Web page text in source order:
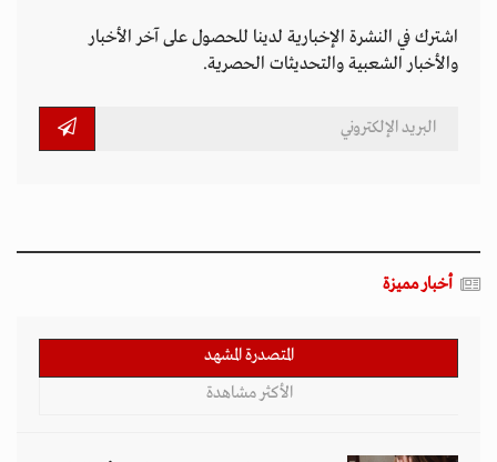
اشترك في النشرة الإخبارية لدينا للحصول على آخر الأخبار
والأخبار الشعبية والتحديثات الحصرية.
أخبار مميزة
المتصدرة المشهد
الأكثر مشاهدة